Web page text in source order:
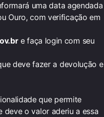
uma data agendada
Ouro, com verificação em
e faça login com seu
deve fazer a devolução e
que permite
deve o valor aderiu a essa